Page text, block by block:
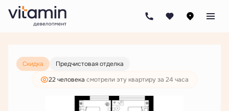
3-комнатная 11 049 000 руб.
8 453 000 руб.
Скидка
Предчистовая отделка
22 человекa смотрели эту квартиру за 24 часа